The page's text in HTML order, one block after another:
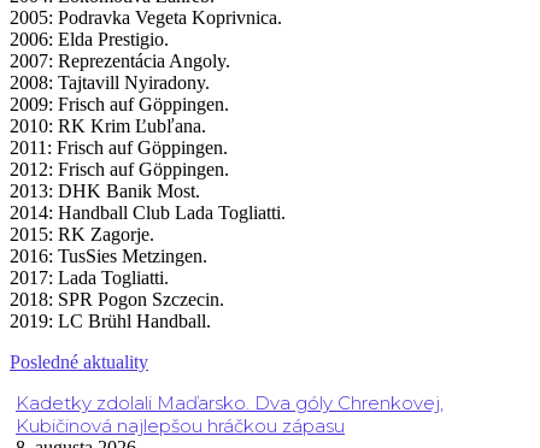
2005: Podravka Vegeta Koprivnica.
2006: Elda Prestigio.
2007: Reprezentácia Angoly.
2008: Tajtavill Nyiradony.
2009: Frisch auf Göppingen.
2010: RK Krim Ľubľana.
2011: Frisch auf Göppingen.
2012: Frisch auf Göppingen.
2013: DHK Banik Most.
2014: Handball Club Lada Togliatti.
2015: RK Zagorje.
2016: TusSies Metzingen.
2017: Lada Togliatti.
2018: SPR Pogon Szczecin.
2019: LC Brühl Handball.
Posledné aktuality
Kadetky zdolali Maďarsko. Dva góly Chrenkovej,
Kubičinová najlepšou hráčkou zápasu